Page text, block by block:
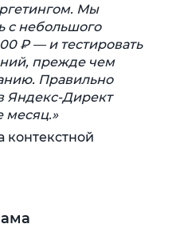
Мы
с небольшого
₽ — и тестировать
прежде чем
Правильно
Яндекс-Директ
месяц.»
контекстной